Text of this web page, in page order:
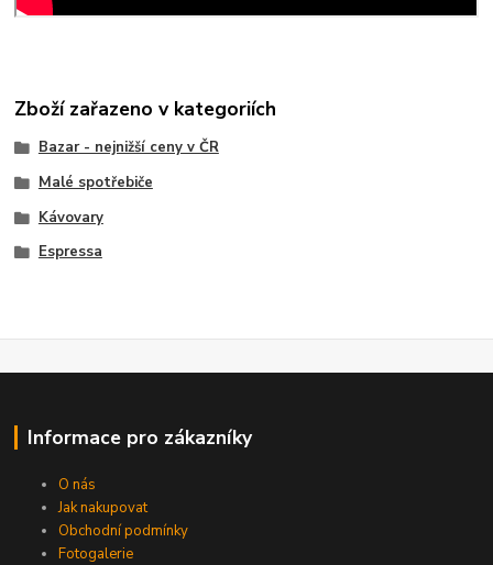
Zboží zařazeno v kategoriích
Bazar - nejnižší ceny v ČR
Malé spotřebiče
Kávovary
Espressa
Informace pro zákazníky
O nás
Jak nakupovat
Obchodní podmínky
Fotogalerie